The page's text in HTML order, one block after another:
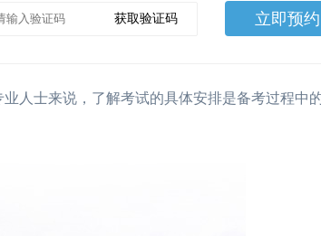
获取验证码 立即预约
业人士来说，了解考试的具体安排是备考过程中